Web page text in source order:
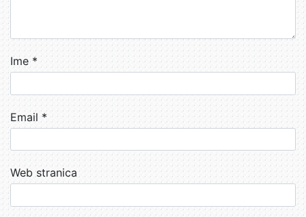
Ime*
Email*
Web stranica